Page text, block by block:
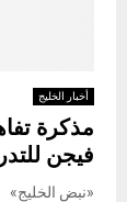
أخبار الخليج
مذكرة
فيجن